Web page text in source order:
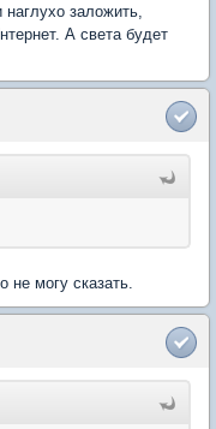
заложить,
А света будет
не могу сказать.